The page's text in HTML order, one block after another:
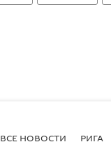
ВСЕ НОВОСТИ РИГА